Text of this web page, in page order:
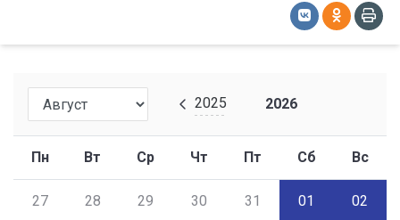
2025 2026
Пн Вт Ср Чт Пт Сб Вс
27 28 29 30 31 01 02